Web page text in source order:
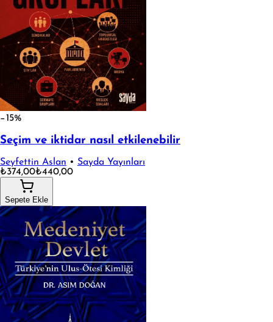
−15%
Seçim ve iktidar nasıl etkilenebilir
Seyfettin Aslan • Sayda Yayınları
₺374,00₺440,00
Sepete Ekle